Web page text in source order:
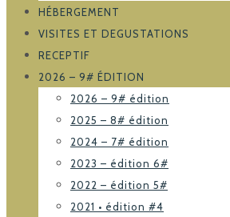
HÉBERGEMENT
VISITES ET DEGUSTATIONS
RECEPTIF
2026 – 9# ÉDITION
2026 – 9# édition
2025 – 8# édition
2024 – 7# édition
2023 – édition 6#
2022 – édition 5#
2021 • édition #4